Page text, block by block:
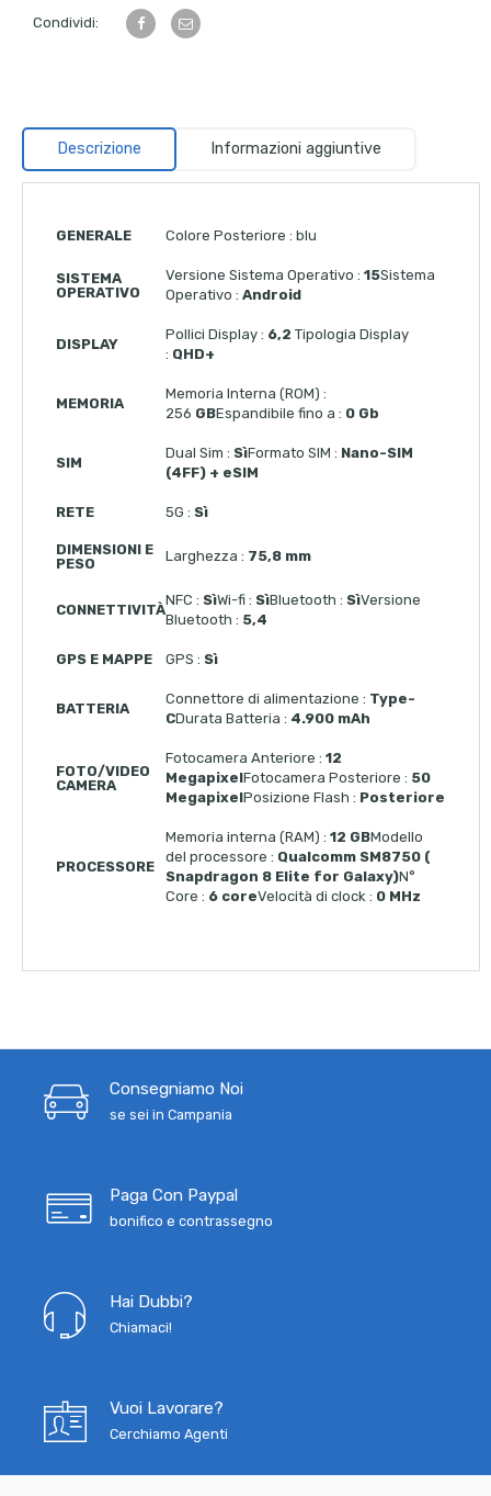
Condividi:
Descrizione Informazioni aggiuntive
GENERALE Colore Posteriore : blu
SISTEMA
OPERATIVO
Versione Sistema Operativo : 15Sistema
Operativo : Android
DISPLAY
Pollici Display : 6,2 Tipologia Display
: QHD+
MEMORIA
Memoria Interna (ROM) :
256 GBEspandibile fino a : 0 Gb
SIM
Dual Sim : SìFormato SIM : Nano-SIM
(4FF) + eSIM
RETE 5G : Sì
DIMENSIONI E
PESO
Larghezza : 75,8 mm
CONNETTIVITÀ
NFC : SìWi-fi : SìBluetooth : SìVersione
Bluetooth : 5,4
GPS E MAPPE GPS : Sì
BATTERIA
Connettore di alimentazione : Type-
CDurata Batteria : 4.900 mAh
FOTO/VIDEO
CAMERA
Fotocamera Anteriore : 12
MegapixelFotocamera Posteriore : 50
MegapixelPosizione Flash : Posteriore
PROCESSORE
Memoria interna (RAM) : 12 GBModello
del processore : Qualcomm SM8750 (
Snapdragon 8 Elite for Galaxy)N°
Core : 6 coreVelocità di clock : 0 MHz
Consegniamo Noi
se sei in Campania
Paga Con Paypal
bonifico e contrassegno
Hai Dubbi?
Chiamaci!
Vuoi Lavorare?
Cerchiamo Agenti